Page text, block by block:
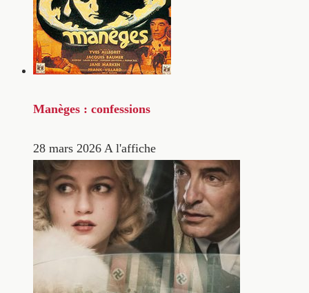
Manèges : confessions
28 mars 2026 A l'affiche